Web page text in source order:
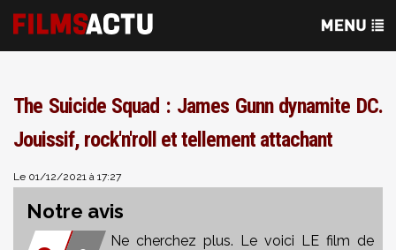
The Suicide Squad : James Gunn dynamite DC.
Jouissif, rock'n'roll et tellement attachant
Le 01/12/2021 à 17:27
Notre avis
Ne cherchez plus. Le voici LE film de